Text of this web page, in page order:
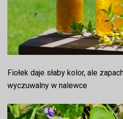
Fiołek daje słaby kolor, ale
wyczuwalny w nalewce